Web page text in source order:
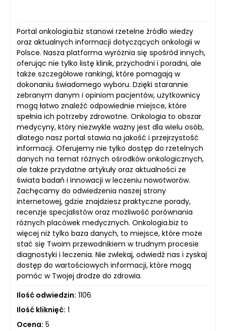
Portal onkologia.biz stanowi rzetelne źródło wiedzy
oraz aktualnych informacji dotyczących onkologii w
Polsce. Nasza platforma wyróżnia się spośród innych,
oferując nie tylko listę klinik, przychodni i poradni, ale
także szczegółowe rankingi, które pomagają w
dokonaniu świadomego wyboru. Dzięki starannie
zebranym danym i opiniom pacjentów, użytkownicy
mogą łatwo znaleźć odpowiednie miejsce, które
spełnia ich potrzeby zdrowotne. Onkologia to obszar
medycyny, który niezwykle ważny jest dla wielu osób,
dlatego nasz portal stawia na jakość i przejrzystość
informacji. Oferujemy nie tylko dostęp do rzetelnych
danych na temat różnych ośrodków onkologicznych,
ale także przydatne artykuły oraz aktualności ze
świata badań i innowacji w leczeniu nowotworów.
Zachęcamy do odwiedzenia naszej strony
internetowej, gdzie znajdziesz praktyczne porady,
recenzje specjalistów oraz możliwość porównania
różnych placówek medycznych. Onkologia.biz to
więcej niż tylko baza danych, to miejsce, które może
stać się Twoim przewodnikiem w trudnym procesie
diagnostyki i leczenia. Nie zwlekaj, odwiedź nas i zyskaj
dostęp do wartościowych informacji, które mogą
pomóc w Twojej drodze do zdrowia.
Ilość odwiedzin: 1106
Ilość kliknięć: 1
Ocena: 5